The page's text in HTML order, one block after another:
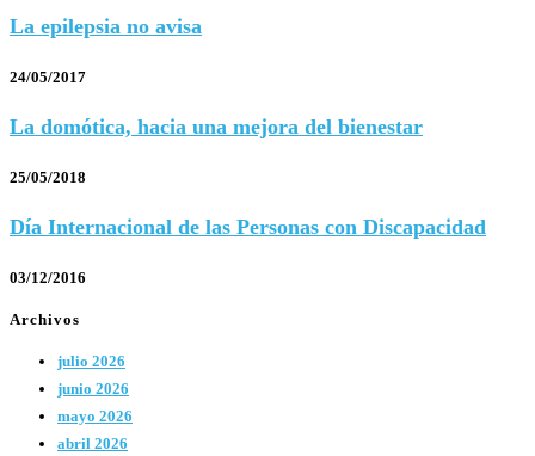
La epilepsia no avisa
24/05/2017
La domótica, hacia una mejora del bienestar
25/05/2018
Día Internacional de las Personas con Discapacidad
03/12/2016
Archivos
julio 2026
junio 2026
mayo 2026
abril 2026